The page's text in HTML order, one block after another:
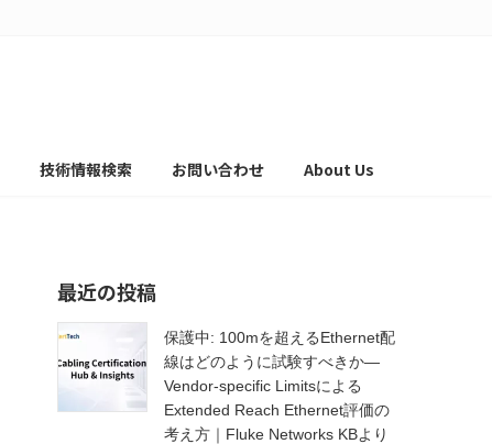
技術情報検索 お問い合わせ About Us
最近の投稿
保護中: 100mを超えるEthernet配
線はどのように試験すべきか―
Vendor-specific Limitsによる
Extended Reach Ethernet評価の
考え方｜Fluke Networks KBより